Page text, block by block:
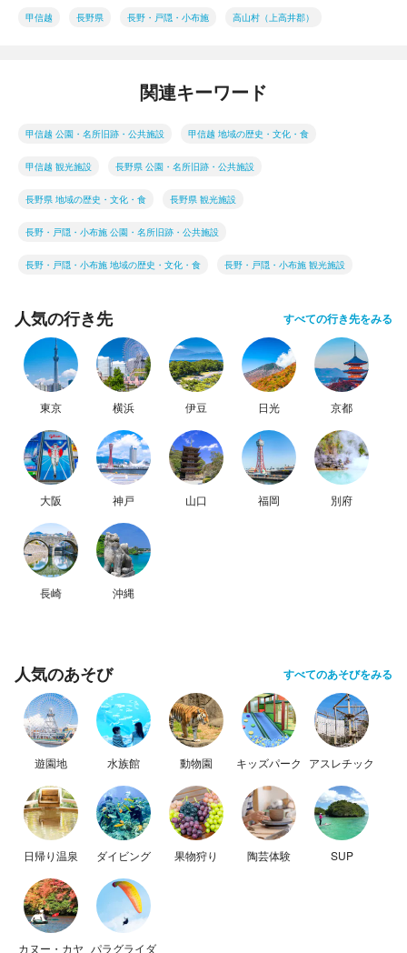
甲信越 長野県 長野・戸隠・小布施 高山村（上高井郡）
関連キーワード
甲信越 公園・名所旧跡・公共施設 甲信越 地域の歴史・文化・食
甲信越 観光施設 長野県 公園・名所旧跡・公共施設
長野県 地域の歴史・文化・食 長野県 観光施設
長野・戸隠・小布施 公園・名所旧跡・公共施設
長野・戸隠・小布施 地域の歴史・文化・食 長野・戸隠・小布施 観光施設
人気の行き先 すべての行き先をみる
東京 横浜 伊豆 日光 京都
大阪 神戸 山口 福岡 別府
長崎 沖縄
人気のあそび すべてのあそびをみる
遊園地 水族館 動物園 キッズパーク アスレチック
日帰り温泉 ダイビング 果物狩り 陶芸体験 SUP
カヌー・カヤ パラグライダ